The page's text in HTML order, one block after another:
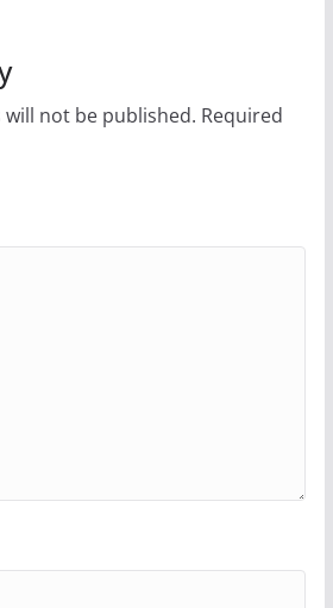
not be published. Required